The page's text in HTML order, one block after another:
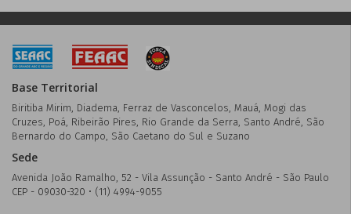
Base Territorial
Biritiba Mirim, Diadema, Ferraz de Vasconcelos, Mauá, Mogi das
Cruzes, Poá, Ribeirão Pires, Rio Grande da Serra, Santo André, São
Bernardo do Campo, São Caetano do Sul e Suzano
Sede
Avenida João Ramalho, 52 - Vila Assunção - Santo André - São Paulo
CEP - 09030-320 • (11) 4994-9055